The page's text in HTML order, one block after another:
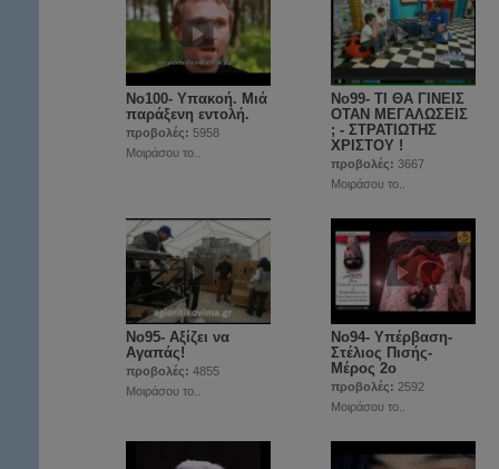
Νο100- Υπακοή. Μιά
παράξενη εντολή.
προβολές: 5958
Μοιράσου το..
Νο99- ΤΙ ΘΑ ΓΙΝΕΙΣ
ΟΤΑΝ ΜΕΓΑΛΩΣΕΙΣ
; - ΣΤΡΑΤΙΩΤΗΣ
ΧΡΙΣΤΟΥ !
προβολές: 3667
Μοιράσου το..
No95- Αξίζει να
Αγαπάς!
προβολές: 4855
Μοιράσου το..
Νο94- Υπέρβαση-
Στέλιος Πισής-
Μέρος 2ο
προβολές: 2592
Μοιράσου το..